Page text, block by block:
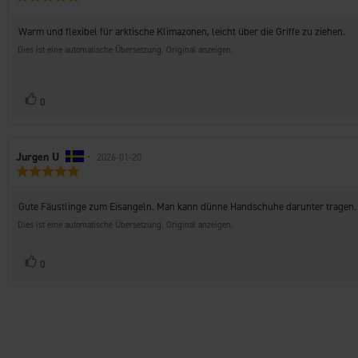
5
Sternen
Rezensionstext:
Warm und flexibel für arktische Klimazonen, leicht über die Griffe zu ziehen.
Dies ist eine automatische Übersetzung. Original anzeigen.
Stimme
0
Autor
der
Jurgen U • Bewertungsdatum:
2026-01-20
5
Sternen
Rezensionstext:
Gute Fäustlinge zum Eisangeln. Man kann dünne Handschuhe darunter tragen.
Dies ist eine automatische Übersetzung. Original anzeigen.
Stimme
0